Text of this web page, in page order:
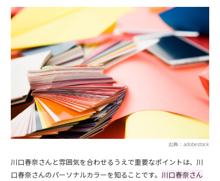
出典：adobestock
川口春奈さんと雰囲気を合わせるうえで重要なポイントは、川
口春奈さんのパーソナルカラーを知ることです。川口春奈さん